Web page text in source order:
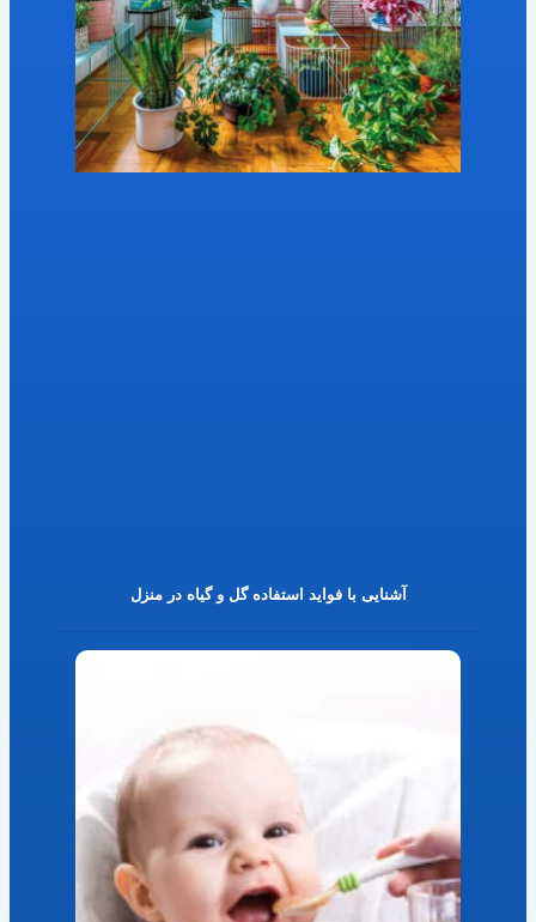
آشنایی با فواید استفاده گل و گیاه در منزل